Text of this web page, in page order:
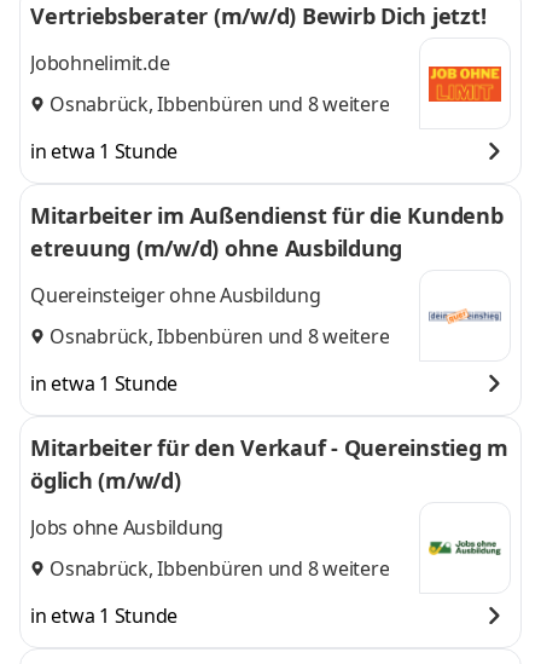
Vertriebsberater (m/w/d) Bewirb Dich jetzt!
Jobohnelimit.de
Osnabrück,Ibbenbüren und 8 weitere
in etwa 1 Stunde
Mitarbeiter im Außendienst für die Kundenb
etreuung (m/w/d) ohne Ausbildung
Quereinsteiger ohne Ausbildung
Osnabrück,Ibbenbüren und 8 weitere
in etwa 1 Stunde
Mitarbeiter für den Verkauf - Quereinstieg m
öglich (m/w/d)
Jobs ohne Ausbildung
Osnabrück,Ibbenbüren und 8 weitere
in etwa 1 Stunde